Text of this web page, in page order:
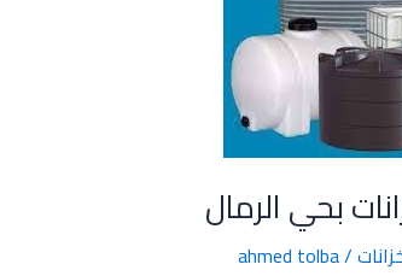
بحي الرمال
/
ahmed tolba